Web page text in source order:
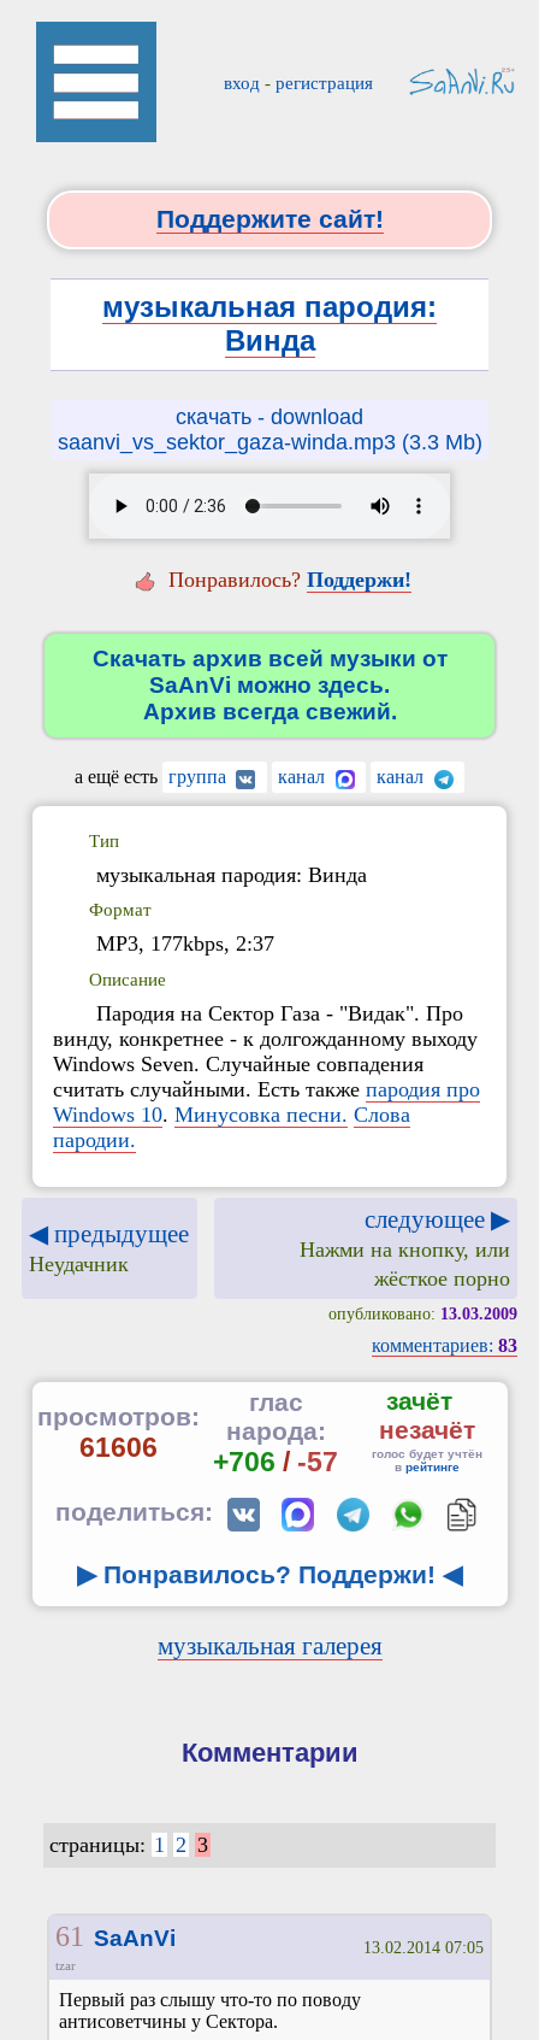
вход - регистрация
Поддержите сайт!
музыкальная пародия:
Винда
скачать - download
saanvi_vs_sektor_gaza-winda.mp3 (3.3 Mb)
Понравилось? Поддержи!
Скачать архив всей музыки от
SaAnVi можно здесь.
Архив всегда свежий.
а ещё есть группа канал канал
Тип
музыкальная пародия: Винда
Формат
MP3, 177kbps, 2:37
Описание
Пародия на Сектор Газа - "Видак". Про
винду, конкретнее - к долгожданному выходу
Windows Seven. Случайные совпадения
считать случайными. Есть такжепародия про
Windows 10.Минусовка песни. Слова
пародии.
◀ предыдущее
Неудачник
следующее ▶
Нажми на кнопку, или
жёсткое порно
опубликовано: 13.03.2009
комментариев: 83
просмотров:
61606
глас
народа:
+706 / -57
зачёт
незачёт
голос будет учтён
в рейтинге
поделиться:
▶ Понравилось? Поддержи! ◀
музыкальная галерея
Комментарии
страницы: 1 2 3
61 SaAnVi
tzar
13.02.2014 07:05
Первый раз слышу что-то по поводу
антисоветчины у Сектора.